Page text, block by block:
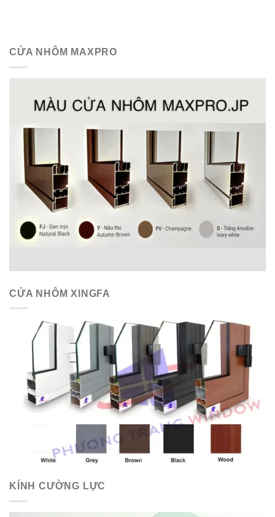
CỬA NHÔM MAXPRO
CỬA NHÔM XINGFA
KÍNH CƯỜNG LỰC